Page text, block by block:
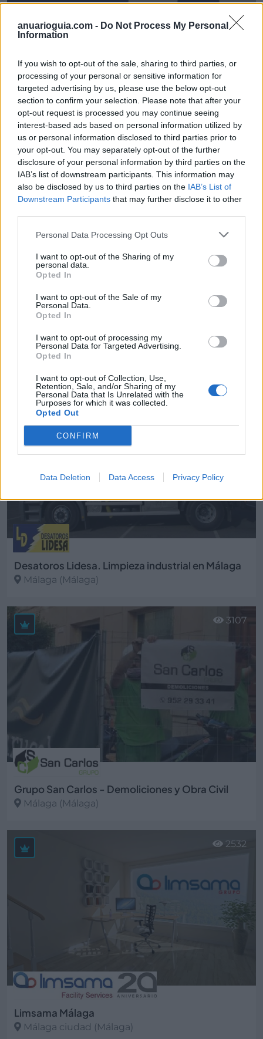
anuarioguia.com - Do Not Process My Personal
Information
If you wish to opt-out of the sale, sharing to third parties, or
processing of your personal or sensitive information for
targeted advertising by us, please use the below opt-out
section to confirm your selection. Please note that after your
opt-out request is processed you may continue seeing
interest-based ads based on personal information utilized by
us or personal information disclosed to third parties prior to
your opt-out. You may separately opt-out of the further
disclosure of your personal information by third parties on the
IAB’s list of downstream participants. This information may
also be disclosed by us to third parties on the IAB’s List of
Downstream Participants that may further disclose it to other
Personal Data Processing Opt Outs
I want to opt-out of the Sharing of my
personal data.
Opted In
I want to opt-out of the Sale of my
Personal Data.
Opted In
I want to opt-out of processing my
Personal Data for Targeted Advertising.
Opted In
I want to opt-out of Collection, Use,
Retention, Sale, and/or Sharing of my
Personal Data that Is Unrelated with the
Purposes for which it was collected.
Opted Out
CONFIRM
Data Deletion Data Access Privacy Policy
Compañía de Seguros Previsión Médica
Málaga (Málaga)
Ver más
Cuidalian
Málaga ciudad (Málaga)
Ver más
2381
Desatoros Lidesa. Limpieza industrial en Málaga
Málaga (Málaga)
3104
Grupo San Carlos - Demoliciones y Obra Civil
Málaga (Málaga)
3107
Limsama Málaga
Málaga ciudad (Málaga)
2532